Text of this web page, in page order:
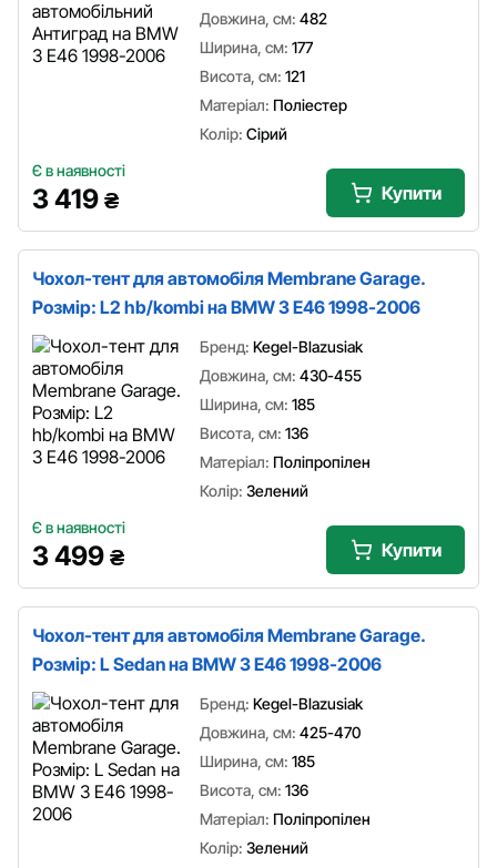
Довжина, см: 482
Ширина, см: 177
Висота, см: 121
Матеріал: Поліестер
Колір: Сірий
Є в наявності
3 419 ₴ Купити
Чохол-тент для автомобіля Membrane Garage.
Розмір: L2 hb/kombi на BMW 3 E46 1998-2006
Бренд: Kegel-Blazusiak
Довжина, см: 430-455
Ширина, см: 185
Висота, см: 136
Матеріал: Поліпропілен
Колір: Зелений
Є в наявності
3 499 ₴ Купити
Чохол-тент для автомобіля Membrane Garage.
Розмір: L Sedan на BMW 3 E46 1998-2006
Бренд: Kegel-Blazusiak
Довжина, см: 425-470
Ширина, см: 185
Висота, см: 136
Матеріал: Поліпропілен
Колір: Зелений